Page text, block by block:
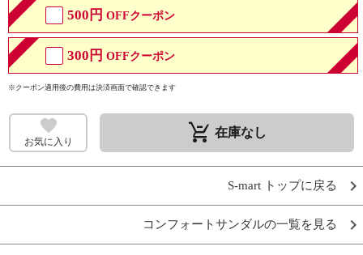
500円 OFFクーポン
300円 OFFクーポン
※クーポン適用後の費用は決済画面で確認できます
お気に入り remove_shopping_cart 在庫なし
S-mart トップに戻る
コンフォートサンダルの一覧を見る